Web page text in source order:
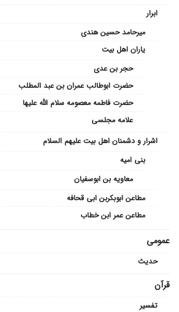
ابرار
میرحامد حسین هندی
یاران اهل بیت
حجر بن عدی
حضرت ابوطالب عمران بن عبد المطلب
حضرت فاطمه معصومه سلام الله علیها
علامه مجلسی
اشرار و دشمنان اهل بیت علیهم السلام
بنی امیه
معاویه بن ابوسفیان
مطاعن ابوبکربن ابی قحافه
مطاعن عمر ابن خطاب
عمومی
حدیث
قرآن
تفسیر